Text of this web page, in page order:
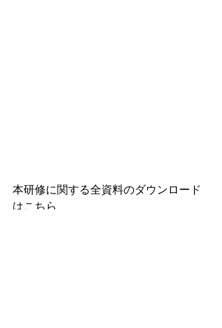
本研修に関する全資料のダウンロード
はこちら